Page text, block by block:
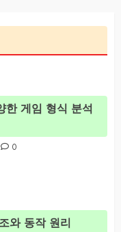
한 게임 형식 분석
0
와 동작 원리